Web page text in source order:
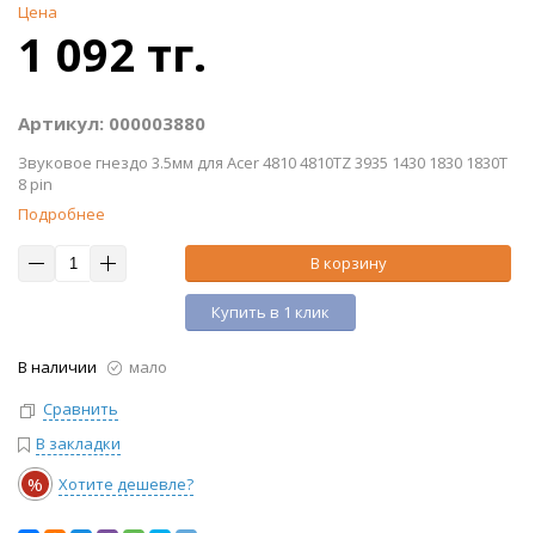
Цена
1 092 тг.
Артикул: 000003880
Звуковое гнездо 3.5мм для Acer 4810 4810TZ 3935 1430 1830 1830T
8 pin
Подробнее
В корзину
Купить в 1 клик
В наличии
мало
Сравнить
В закладки
% Хотите дешевле?